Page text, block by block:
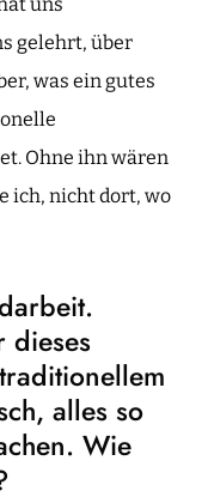
gelehrt, über
was ein gutes
Ohne ihn wären
ich, nicht dort, wo
dieses
alles so
Wie